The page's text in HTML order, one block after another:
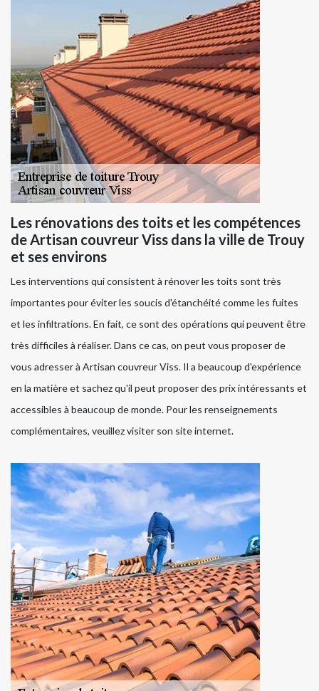
Les rénovations des toits et les compétences
de Artisan couvreur Viss dans la ville de Trouy
et ses environs
Les interventions qui consistent à rénover les toits sont très
importantes pour éviter les soucis d'étanchéité comme les fuites
et les infiltrations. En fait, ce sont des opérations qui peuvent être
très difficiles à réaliser. Dans ce cas, on peut vous proposer de
vous adresser à Artisan couvreur Viss. Il a beaucoup d'expérience
en la matière et sachez qu'il peut proposer des prix intéressants et
accessibles à beaucoup de monde. Pour les renseignements
complémentaires, veuillez visiter son site internet.